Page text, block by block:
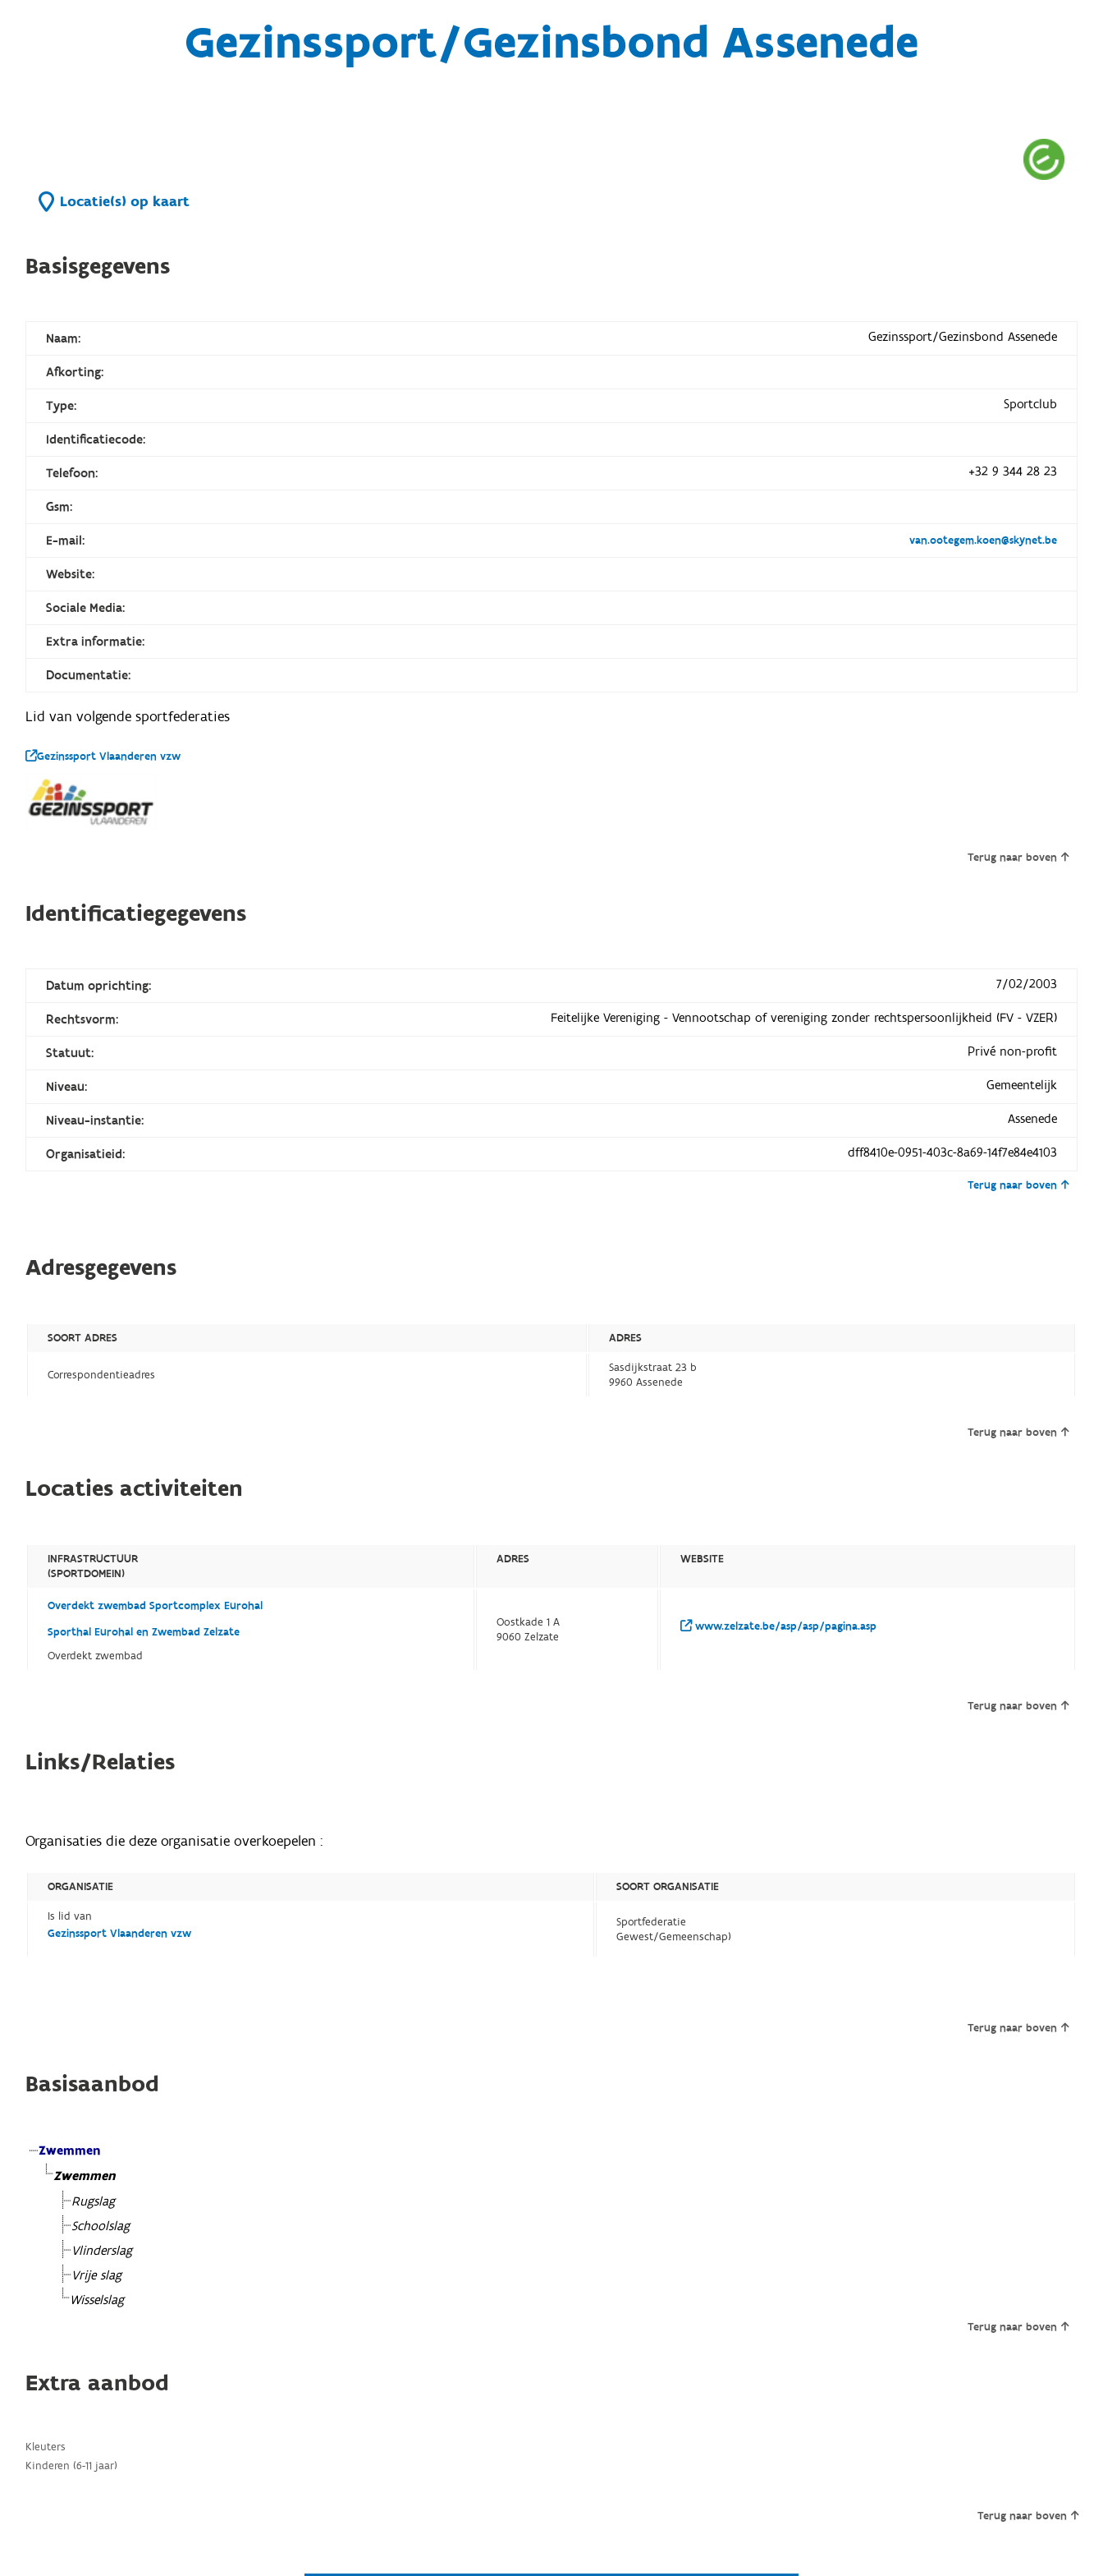
Gezinssport/Gezinsbond Assenede
Locatie(s) op kaart
Basisgegevens
Naam: Gezinssport/Gezinsbond Assenede
Afkorting:
Type: Sportclub
Identificatiecode:
Telefoon: +32 9 344 28 23
Gsm:
E-mail: van.ootegem.koen@skynet.be
Website:
Sociale Media:
Extra informatie:
Documentatie:
Lid van volgende sportfederaties
Gezinssport Vlaanderen vzw
Terug naar boven
Identificatiegegevens
Datum oprichting: 7/02/2003
Rechtsvorm: Feitelijke Vereniging - Vennootschap of vereniging zonder rechtspersoonlijkheid (FV - VZER)
Statuut: Privé non-profit
Niveau: Gemeentelijk
Niveau-instantie: Assenede
Organisatieid: dff8410e-0951-403c-8a69-14f7e84e4103
Terug naar boven
Adresgegevens
SOORT ADRES ADRES
Correspondentieadres
Sasdijkstraat 23 b
9960 Assenede
Terug naar boven
Locaties activiteiten
INFRASTRUCTUUR
(SPORTDOMEIN)
ADRES WEBSITE
Overdekt zwembad Sportcomplex Eurohal
Sporthal Eurohal en Zwembad Zelzate
Overdekt zwembad
Oostkade 1 A
9060 Zelzate
www.zelzate.be/asp/asp/pagina.asp
Terug naar boven
Links/Relaties
Organisaties die deze organisatie overkoepelen :
ORGANISATIE
SOORT ORGANISATIE
Is lid van
Gezinssport Vlaanderen vzw
Sportfederatie
Gewest/Gemeenschap)
Terug naar boven
Basisaanbod
Zwemmen
Zwemmen
Rugslag
Schoolslag
Vlinderslag
Vrije slag
Wisselslag
Terug naar boven
Extra aanbod
Kleuters
Kinderen (6-11 jaar)
Terug naar boven